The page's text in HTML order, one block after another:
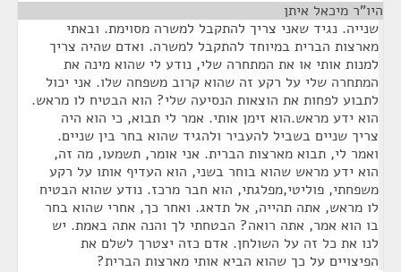
היו"ר מיכאל איתן
שנייה. נגיד שאני צריך להתקבל למשרה מסוימת. ובאתי
מארצות הברית במיוחד להתקבל למשרה. ואדם שהיה צריך
למנות אותי או את המתחרה שלי, נודע לי שהוא מינה את
המתחרה שלי על רקע זה שהוא קרוב משפחה שלו. אני יכול
לתבוע לפחות את הוצאות הנסיעה שלי? הוא הבטיח לו מראש.
הוא ידע מראש.הוא זימן אותי. אמר לי תבוא, כי הוא היה
צריך שניים בשביל להעביר ולהגיד שהוא בחר בין שניים.
ואמר לי, תבוא מארצות הברית. אני אומר, תשמעו, מה זה,
הוא ידע מראש שהוא בוחר בשני, הוא העדיף אותו על רקע
משפחתי, פוליטי,מפלגתי, הוא חבר מרכז. נודע שהוא הבטיח
לו מראש, אתה תהייה, אל תדאג. ואחר כך, אחרי שהוא בחר
בו הוא אמר, אתה רואה? הבטחתי לך והנה אתה באמת. יש
לנו את כל זה על השולחן. אדם כזה יצטרך לשלם את
הפיצויים על כך שהוא הביא אותי מארצות הברית?